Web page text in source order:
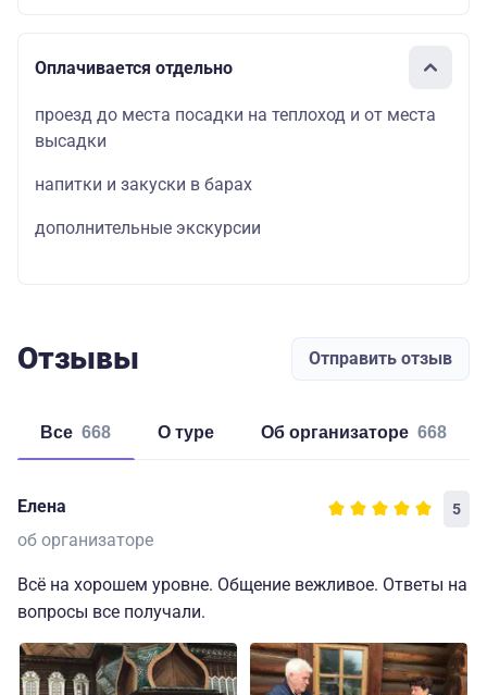
Оплачивается отдельно
проезд до места посадки на теплоход и от места
высадки
напитки и закуски в барах
дополнительные экскурсии
Отзывы Отправить отзыв
Все 668 о туре об организаторе 668
Елена 5
об организаторе
Всё на хорошем уровне. Общение вежливое. Ответы на
вопросы все получали.